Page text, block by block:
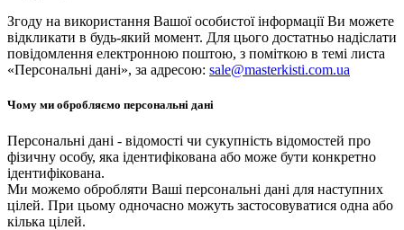
Згоду на використання Вашої особистої інформації Ви можете
відкликати в будь-який момент. Для цього достатньо надіслати
повідомлення електронною поштою, з поміткою в темі листа
«Персональні дані», за адресою: sale@masterkisti.com.ua
Чому ми обробляємо персональні дані
Персональні дані - відомості чи сукупність відомостей про
фізичну особу, яка ідентифікована або може бути конкретно
ідентифікована.
Ми можемо обробляти Ваші персональні дані для наступних
цілей. При цьому одночасно можуть застосовуватися одна або
кілька цілей.